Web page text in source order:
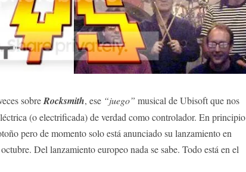
sobreRocksmith, ese “juego” musical de Ubisoft que nos
(o electrificada) de verdad como controlador. En principio
pero de momento solo está anunciado su lanzamiento en
Del lanzamiento europeo nada se sabe. Todo está en el